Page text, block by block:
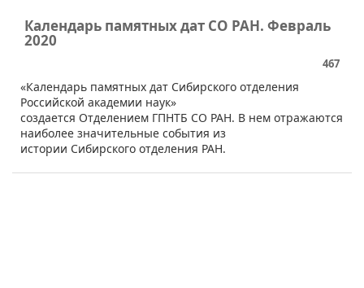
Календарь памятных дат СО РАН. Февраль
2020
467
«Календарь памятных дат Сибирского отделения
Российской академии наук»
создается Отделением ГПНТБ СО РАН. В нем отражаются
наиболее значительные события из
истории Сибирского отделения РАН.